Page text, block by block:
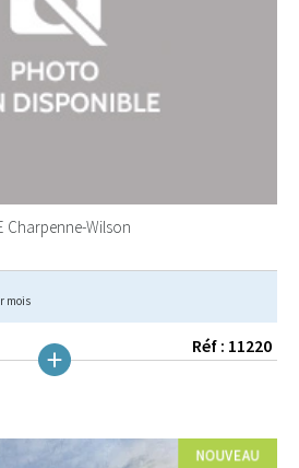
Charpenne-Wilson
mois
Réf : 11220